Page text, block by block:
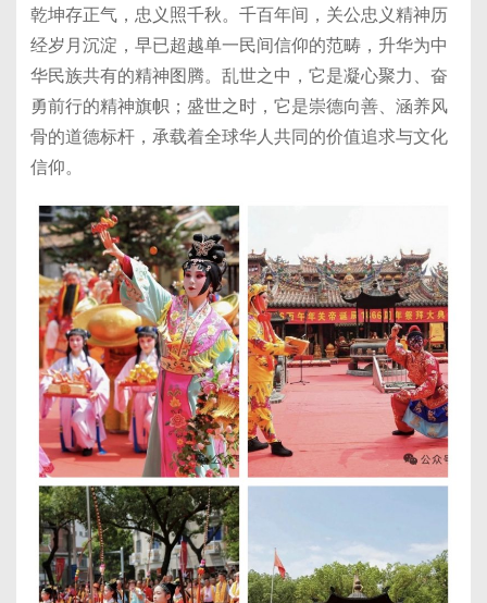
乾坤存正气，忠义照千秋。千百年间，关公忠义精神历
经岁月沉淀，早已超越单一民间信仰的范畴，升华为中
华民族共有的精神图腾。乱世之中，它是凝心聚力、奋
勇前行的精神旗帜；盛世之时，它是崇德向善、涵养风
骨的道德标杆，承载着全球华人共同的价值追求与文化
信仰。